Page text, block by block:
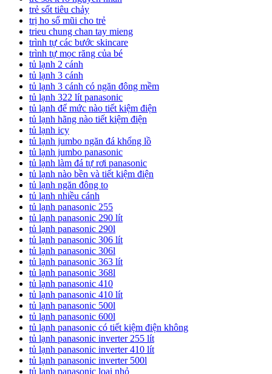
trẻ sốt tiêu chảy
trị ho sổ mũi cho trẻ
trieu chung chan tay mieng
trình tự các bước skincare
trình tự mọc răng của bé
tủ lạnh 2 cánh
tủ lạnh 3 cánh
tủ lạnh 3 cánh có ngăn đông mềm
tủ lạnh 322 lít panasonic
tủ lạnh để mức nào tiết kiệm điện
tủ lạnh hãng nào tiết kiệm điện
tủ lạnh icy
tủ lạnh jumbo ngăn đá khổng lồ
tủ lạnh jumbo panasonic
tủ lạnh làm đá tự rơi panasonic
tủ lạnh nào bền và tiết kiệm điện
tủ lạnh ngăn đông to
tủ lạnh nhiều cánh
tủ lạnh panasonic 255
tủ lạnh panasonic 290 lít
tủ lạnh panasonic 290l
tủ lạnh panasonic 306 lít
tủ lạnh panasonic 306l
tủ lạnh panasonic 363 lít
tủ lạnh panasonic 368l
tủ lạnh panasonic 410
tủ lạnh panasonic 410 lít
tủ lạnh panasonic 500l
tủ lạnh panasonic 600l
tủ lạnh panasonic có tiết kiệm điện không
tủ lạnh panasonic inverter 255 lít
tủ lạnh panasonic inverter 410 lít
tủ lạnh panasonic inverter 500l
tủ lạnh panasonic loại nhỏ